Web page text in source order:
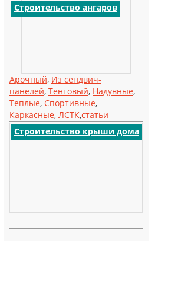
Строительство ангаров
Арочный, Из сендвич-
панелей, Тентовый, Надувные,
Теплые, Спортивные,
Каркасные, ЛСТК,статьи
Строительство крыши дома